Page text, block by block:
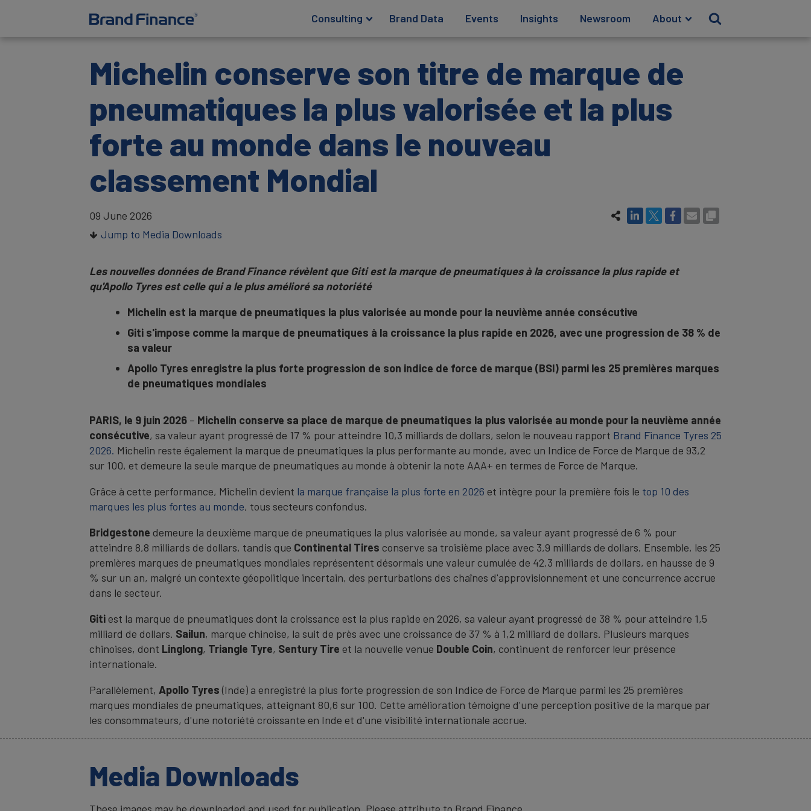
Consulting Brand Data Events Insights Newsroom About
Michelin conserve son titre de marque de
pneumatiques la plus valorisée et la plus
forte au monde dans le nouveau
classement Mondial
09 June 2026
Jump to Media Downloads
Les nouvelles données de Brand Finance révèlent que Giti est la marque de pneumatiques à la croissance la plus rapide et
qu'Apollo Tyres est celle qui a le plus amélioré sa notoriété
Michelin est la marque de pneumatiques la plus valorisée au monde pour la neuvième année consécutive
Giti s'impose comme la marque de pneumatiques à la croissance la plus rapide en 2026, avec une progression de 38 % de
sa valeur
Apollo Tyres enregistre la plus forte progression de son indice de force de marque (BSI) parmi les 25 premières marques
de pneumatiques mondiales
PARIS, le 9 juin 2026 – Michelin conserve sa place de marque de pneumatiques la plus valorisée au monde pour la neuvième année
consécutive, sa valeur ayant progressé de 17 % pour atteindre 10,3 milliards de dollars, selon le nouveau rapport Brand Finance Tyres 25
2026. Michelin reste également la marque de pneumatiques la plus performante au monde, avec un Indice de Force de Marque de 93,2
sur 100, et demeure la seule marque de pneumatiques au monde à obtenir la note AAA+ en termes de Force de Marque.
Grâce à cette performance, Michelin devient la marque française la plus forte en 2026 et intègre pour la première fois le top 10 des
marques les plus fortes au monde, tous secteurs confondus.
Bridgestone demeure la deuxième marque de pneumatiques la plus valorisée au monde, sa valeur ayant progressé de 6 % pour
atteindre 8,8 milliards de dollars, tandis que Continental Tires conserve sa troisième place avec 3,9 milliards de dollars. Ensemble, les 25
premières marques de pneumatiques mondiales représentent désormais une valeur cumulée de 42,3 milliards de dollars, en hausse de 9
% sur un an, malgré un contexte géopolitique incertain, des perturbations des chaînes d'approvisionnement et une concurrence accrue
dans le secteur.
Giti est la marque de pneumatiques dont la croissance est la plus rapide en 2026, sa valeur ayant progressé de 38 % pour atteindre 1,5
milliard de dollars. Sailun, marque chinoise, la suit de près avec une croissance de 37 % à 1,2 milliard de dollars. Plusieurs marques
chinoises, dont Linglong, Triangle Tyre, Sentury Tire et la nouvelle venue Double Coin, continuent de renforcer leur présence
internationale.
Parallèlement, Apollo Tyres (Inde) a enregistré la plus forte progression de son Indice de Force de Marque parmi les 25 premières
marques mondiales de pneumatiques, atteignant 80,6 sur 100. Cette amélioration témoigne d'une perception positive de la marque par
les consommateurs, d'une notoriété croissante en Inde et d'une visibilité internationale accrue.
Media Downloads
These images may be downloaded and used for publication. Please attribute to Brand Finance.